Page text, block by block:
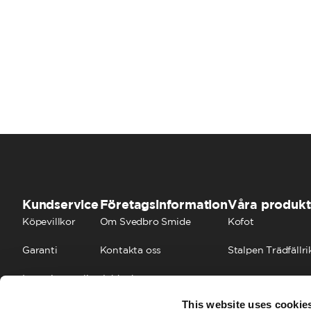
This website uses
Kundservice
Köpevillkor
Garanti
Integritetspolicy
Företagsinformation
Om Svedbro Smide
Kontakta oss
Jobba hos oss
Våra
Kofot
Stalpen